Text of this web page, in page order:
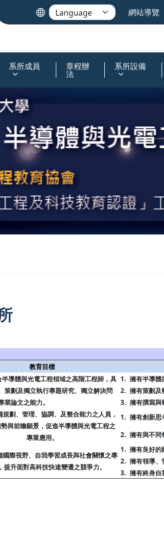
網站導覽
系所成員 章程辦
法
系所設備
教育目標
半導體與光電工程領域之高階工程師，具
策劃及獨立執行專題研究、獨立解決問
業論文之能力。
1. 擁有半導體
2. 擁有策劃及
3. 擁有撰寫與
規劃、管理、協調、及整合能力之人員，
與前瞻願景，促進半導體與光電工程之
專業應用。
1. 擁有創新思
2. 擁有與不同
國際視野、自我學習成長與社會關懷之專
提升面對高科技快速變遷之競爭力。
1. 擁有良好的
2. 擁有領導、
3. 擁有終身自